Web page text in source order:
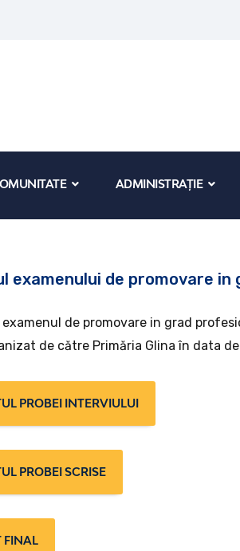
ADMINISTRAȚIE
examenului de promovare in
de promovare in grad
de către Primăria Glina în data
PROBEI INTERVIULUI
PROBEI SCRISE
FINAL